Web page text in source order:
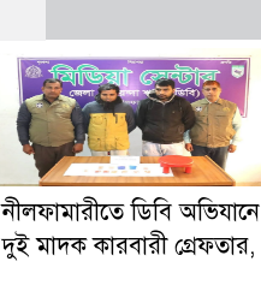
নীলফামারীতে ডিবি অভিযানে
দুই মাদক কারবারী গ্রেফতার,